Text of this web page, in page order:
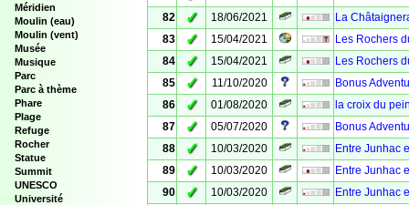
Méridien
Moulin (eau)
Moulin (vent)
Musée
Musique
Parc
Parc à thème
Phare
Plage
Refuge
Rocher
Statue
Summit
UNESCO
Université
82
✓ 18/06/2021
La
83
✓ 15/04/2021
Les Rochers
84
✓ 15/04/2021
Les Rochers
85
✓ 11/10/2020
Bonus
86
✓ 01/08/2020
la croix du
87
✓ 05/07/2020
Bonus
88
✓ 10/03/2020
Entre Junhac
89
✓ 10/03/2020
Entre Junhac
90
✓ 10/03/2020
Entre Junhac